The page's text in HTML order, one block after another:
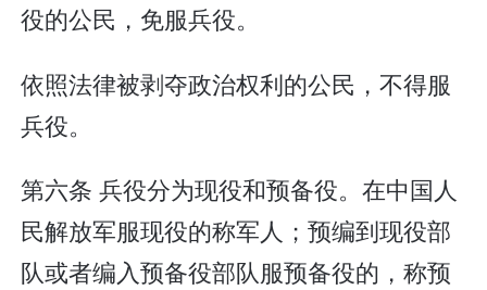
役的公民，免服兵役。
依照法律被剥夺政治权利的公民，不得服
兵役。
第六条 兵役分为现役和预备役。在中国人
民解放军服现役的称军人；预编到现役部
队或者编入预备役部队服预备役的，称预